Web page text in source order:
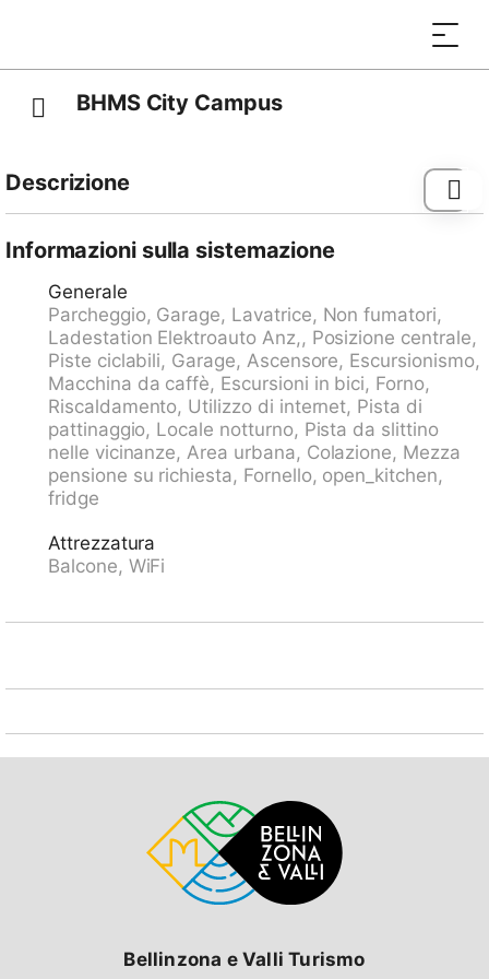
BHMS City Campus
Descrizione
centro di Luzern, posizione centrale, a 500 m dal lago,
riscaldamento centralizzato, lavatrice (in comune,
extra). Colazione pensione completa mezza pensione
disponibile (extra). Accesso fino alla casa.
Autorimessa (extra) presso la casa, garage pubblico a
30 m. Stazione di ricarica elettrica. Negozio 50 m,
ristorante 100 m, fermata bus 100 m, stazione
ferroviaria "Luzern" 1 km. Laghi famosi:
Vierwaldstättersee 500 m. Prego notare: autostrada
nelle vicinanze. Strada principale nelle vicinanze. La
foto è solo un esempio. Ulteriori alloggi prenotabili. Si
informazioni riguardanti la scuola. Posti auto in garage
in casa su richiesta.).
Informazioni sulla sistemazione
Generale
Parcheggio, Garage, Lavatrice, Non fumatori,
Ladestation Elektroauto Anz,, Posizione centrale,
Piste ciclabili, Garage, Ascensore, Escursionismo,
Macchina da caffè, Escursioni in bici, Forno,
Riscaldamento, Utilizzo di internet, Pista di
pattinaggio, Locale notturno, Pista da slittino
nelle vicinanze, Area urbana, Colazione, Mezza
pensione su richiesta, Fornello, open_kitchen,
fridge
Attrezzatura
Balcone, WiFi
Bellinzona e Valli Turismo